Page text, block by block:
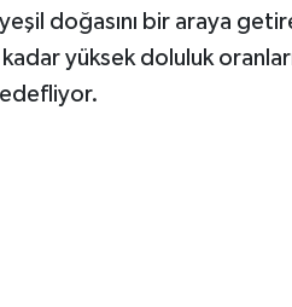
doğasını bir araya
yüksek doluluk